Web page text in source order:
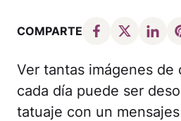
COMPARTE
Ver tantas imágenes de
cada día puede ser
tatuaje con un